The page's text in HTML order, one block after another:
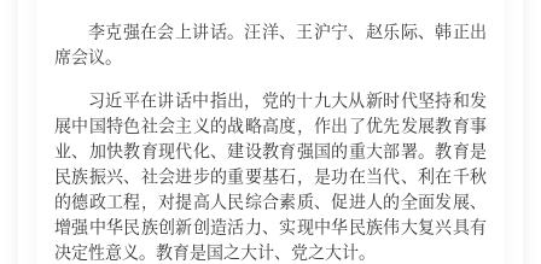
李克强在会上讲话。汪洋、王沪宁、赵乐际、韩正出
席会议。
习近平在讲话中指出，党的十九大从新时代坚持和发
展中国特色社会主义的战略高度，作出了优先发展教育事
业、加快教育现代化、建设教育强国的重大部署。教育是
民族振兴、社会进步的重要基石，是功在当代、利在千秋
的德政工程，对提高人民综合素质、促进人的全面发展、
增强中华民族创新创造活力、实现中华民族伟大复兴具有
决定性意义。教育是国之大计、党之大计。